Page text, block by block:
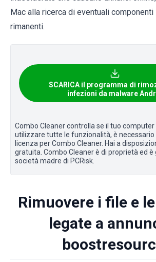
Mac alla ricerca di eventuali
rimanenti.
SCARICA il programma di
infezioni da malware
Combo Cleaner controlla se il tuo
utilizzare tutte le funzionalità, è necessario
licenza per Combo Cleaner. Hai a
gratuita. Combo Cleaner è di proprietà ed è
società madre di PCRisk.
Rimuovere i file e
legate a